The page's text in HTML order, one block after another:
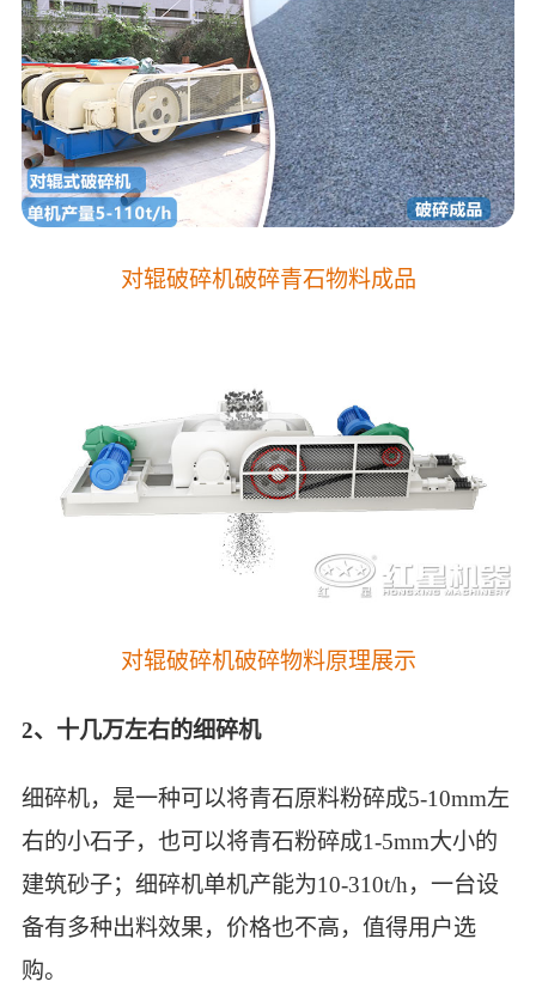
对辊破碎机破碎青石物料成品
对辊破碎机破碎物料原理展示
2、十几万左右的细碎机
细碎机，是一种可以将青石原料粉碎成5-10mm左
右的小石子，也可以将青石粉碎成1-5mm大小的
建筑砂子；细碎机单机产能为10-310t/h，一台设
备有多种出料效果，价格也不高，值得用户选
购。